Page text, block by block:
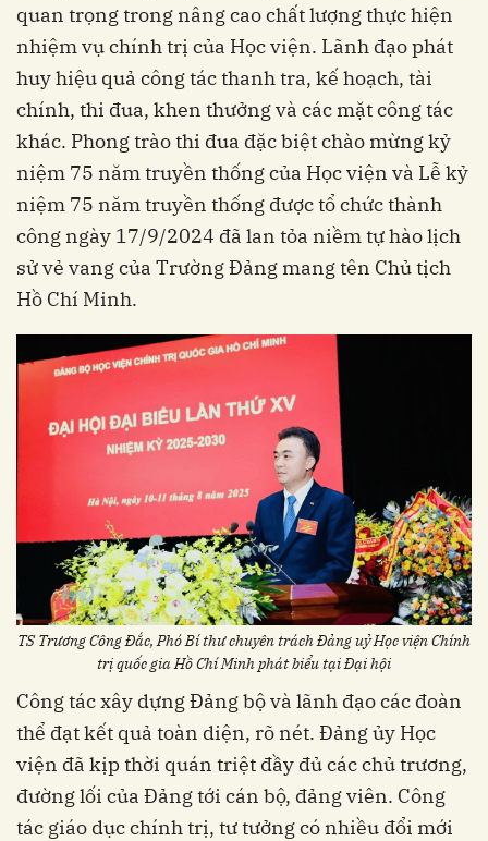
quan trọng trong nâng cao chất lượng thực hiện
nhiệm vụ chính trị của Học viện. Lãnh đạo phát
huy hiệu quả công tác thanh tra, kế hoạch, tài
chính, thi đua, khen thưởng và các mặt công tác
khác. Phong trào thi đua đặc biệt chào mừng kỷ
niệm 75 năm truyền thống của Học viện và Lễ kỷ
niệm 75 năm truyền thống được tổ chức thành
công ngày 17/9/2024 đã lan tỏa niềm tự hào lịch
sử vẻ vang của Trường Đảng mang tên Chủ tịch
Hồ Chí Minh.
TS Trương Công Đắc, Phó Bí thư chuyên trách Đảng uỷ Học viện Chính
trị quốc gia Hồ Chí Minh phát biểu tại Đại hội
Công tác xây dựng Đảng bộ và lãnh đạo các đoàn
thể đạt kết quả toàn diện, rõ nét. Đảng ủy Học
viện đã kịp thời quán triệt đầy đủ các chủ trương,
đường lối của Đảng tới cán bộ, đảng viên. Công
tác giáo dục chính trị, tư tưởng có nhiều đổi mới